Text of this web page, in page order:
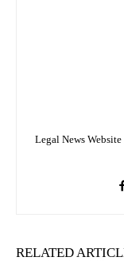
Legal News
RELATED